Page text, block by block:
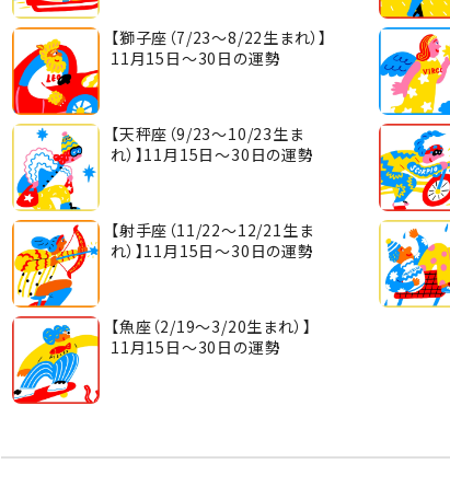
【獅子座（7/23～8/22生まれ）】
11月15日～30日の運勢
【天秤座（9/23～10/23生ま
れ）】11月15日～30日の運勢
【射手座（11/22～12/21生ま
れ）】11月15日～30日の運勢
【魚座（2/19～3/20生まれ）】
11月15日～30日の運勢